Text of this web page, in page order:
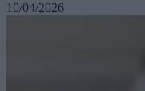
10/04/2026